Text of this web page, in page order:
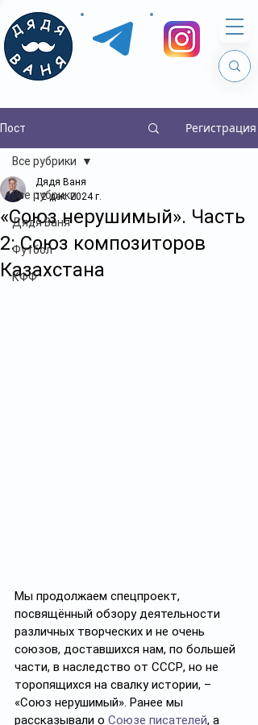
Пост Регистрация
Все рубрики
Дядя Ваня
Футбол
КФФ
Все рубрики
«Союз нерушимый». Часть
2: Союз композиторов
Казахстана
Дядя Ваня
12 дек. 2024 г.
Мы продолжаем спецпроект,
посвящённый обзору деятельности
различных творческих и не очень
союзов, доставшихся нам, по большей
части, в наследство от СССР, но не
торопящихся на свалку истории, –
«Союз нерушимый». Ранее мы
рассказывали о Союзе писателей, а